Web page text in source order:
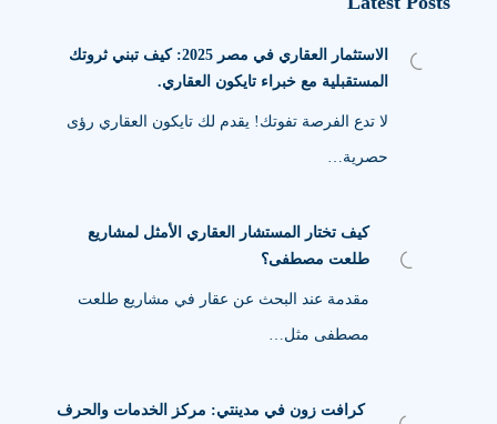
الاستثمار العقاري في مصر 2025: كيف تبني ثروتك
المستقبلية مع خبراء تايكون العقاري.
لا تدع الفرصة تفوتك! يقدم لك تايكون العقاري رؤى
حصرية…
كيف تختار المستشار العقاري الأمثل لمشاريع
طلعت مصطفى؟
مقدمة عند البحث عن عقار في مشاريع طلعت
مصطفى مثل…
كرافت زون في مدينتي: مركز الخدمات والحرف